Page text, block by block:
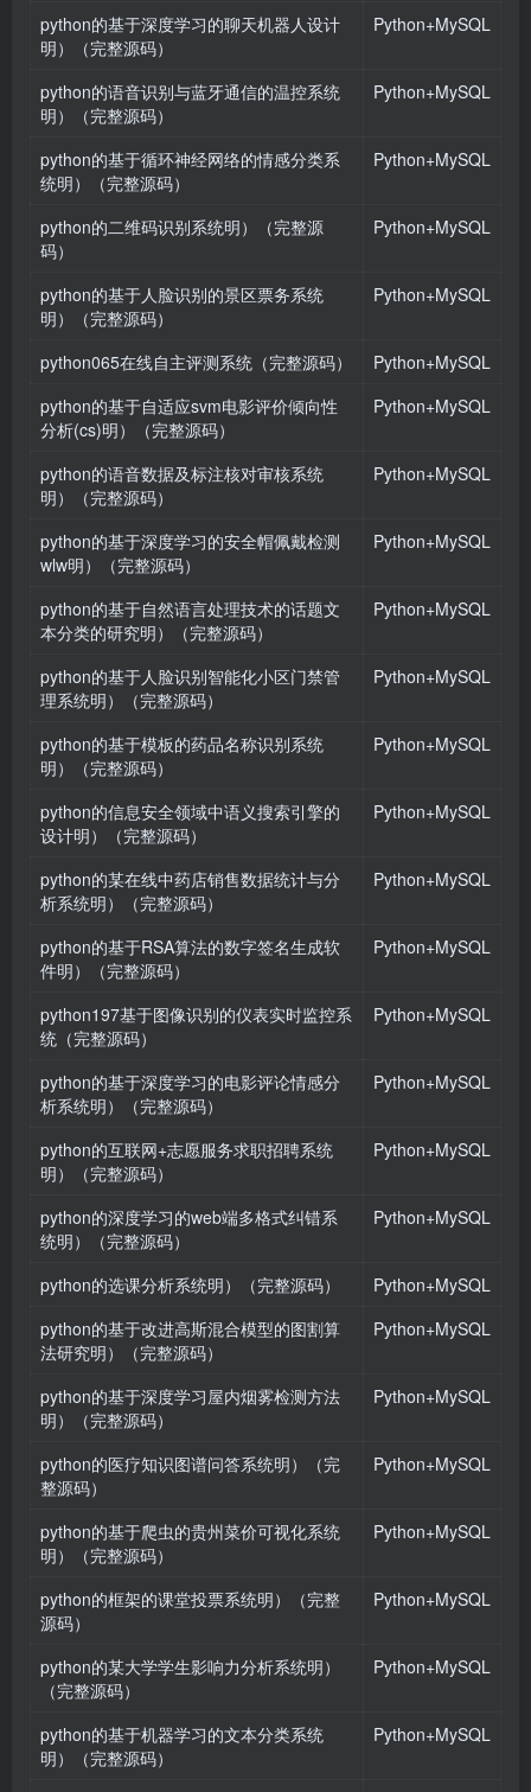
python的基于深度学习的聊天机器人设计
明）（完整源码）
Python+MySQL
python的语音识别与蓝牙通信的温控系统
明）（完整源码）
Python+MySQL
python的基于循环神经网络的情感分类系
统明）（完整源码）
Python+MySQL
python的二维码识别系统明）（完整源
码）
Python+MySQL
python的基于人脸识别的景区票务系统
明）（完整源码）
Python+MySQL
python065在线自主评测系统（完整源码）
Python+MySQL
python的基于自适应svm电影评价倾向性
分析(cs)明）（完整源码）
Python+MySQL
python的语音数据及标注核对审核系统
明）（完整源码）
Python+MySQL
python的基于深度学习的安全帽佩戴检测
wlw明）（完整源码）
Python+MySQL
python的基于自然语言处理技术的话题文
本分类的研究明）（完整源码）
Python+MySQL
python的基于人脸识别智能化小区门禁管
理系统明）（完整源码）
Python+MySQL
python的基于模板的药品名称识别系统
明）（完整源码）
Python+MySQL
python的信息安全领域中语义搜索引擎的
设计明）（完整源码）
Python+MySQL
python的某在线中药店销售数据统计与分
析系统明）（完整源码）
Python+MySQL
python的基于RSA算法的数字签名生成软
件明）（完整源码）
Python+MySQL
python197基于图像识别的仪表实时监控系
统（完整源码）
Python+MySQL
python的基于深度学习的电影评论情感分
析系统明）（完整源码）
Python+MySQL
python的互联网+志愿服务求职招聘系统
明）（完整源码）
Python+MySQL
python的深度学习的web端多格式纠错系
统明）（完整源码）
Python+MySQL
python的选课分析系统明）（完整源码）
Python+MySQL
python的基于改进高斯混合模型的图割算
法研究明）（完整源码）
Python+MySQL
python的基于深度学习屋内烟雾检测方法
明）（完整源码）
Python+MySQL
python的医疗知识图谱问答系统明）（完
整源码）
Python+MySQL
python的基于爬虫的贵州菜价可视化系统
明）（完整源码）
Python+MySQL
python的框架的课堂投票系统明）（完整
源码）
Python+MySQL
python的某大学学生影响力分析系统明）
（完整源码）
Python+MySQL
python的基于机器学习的文本分类系统
明）（完整源码）
Python+MySQL